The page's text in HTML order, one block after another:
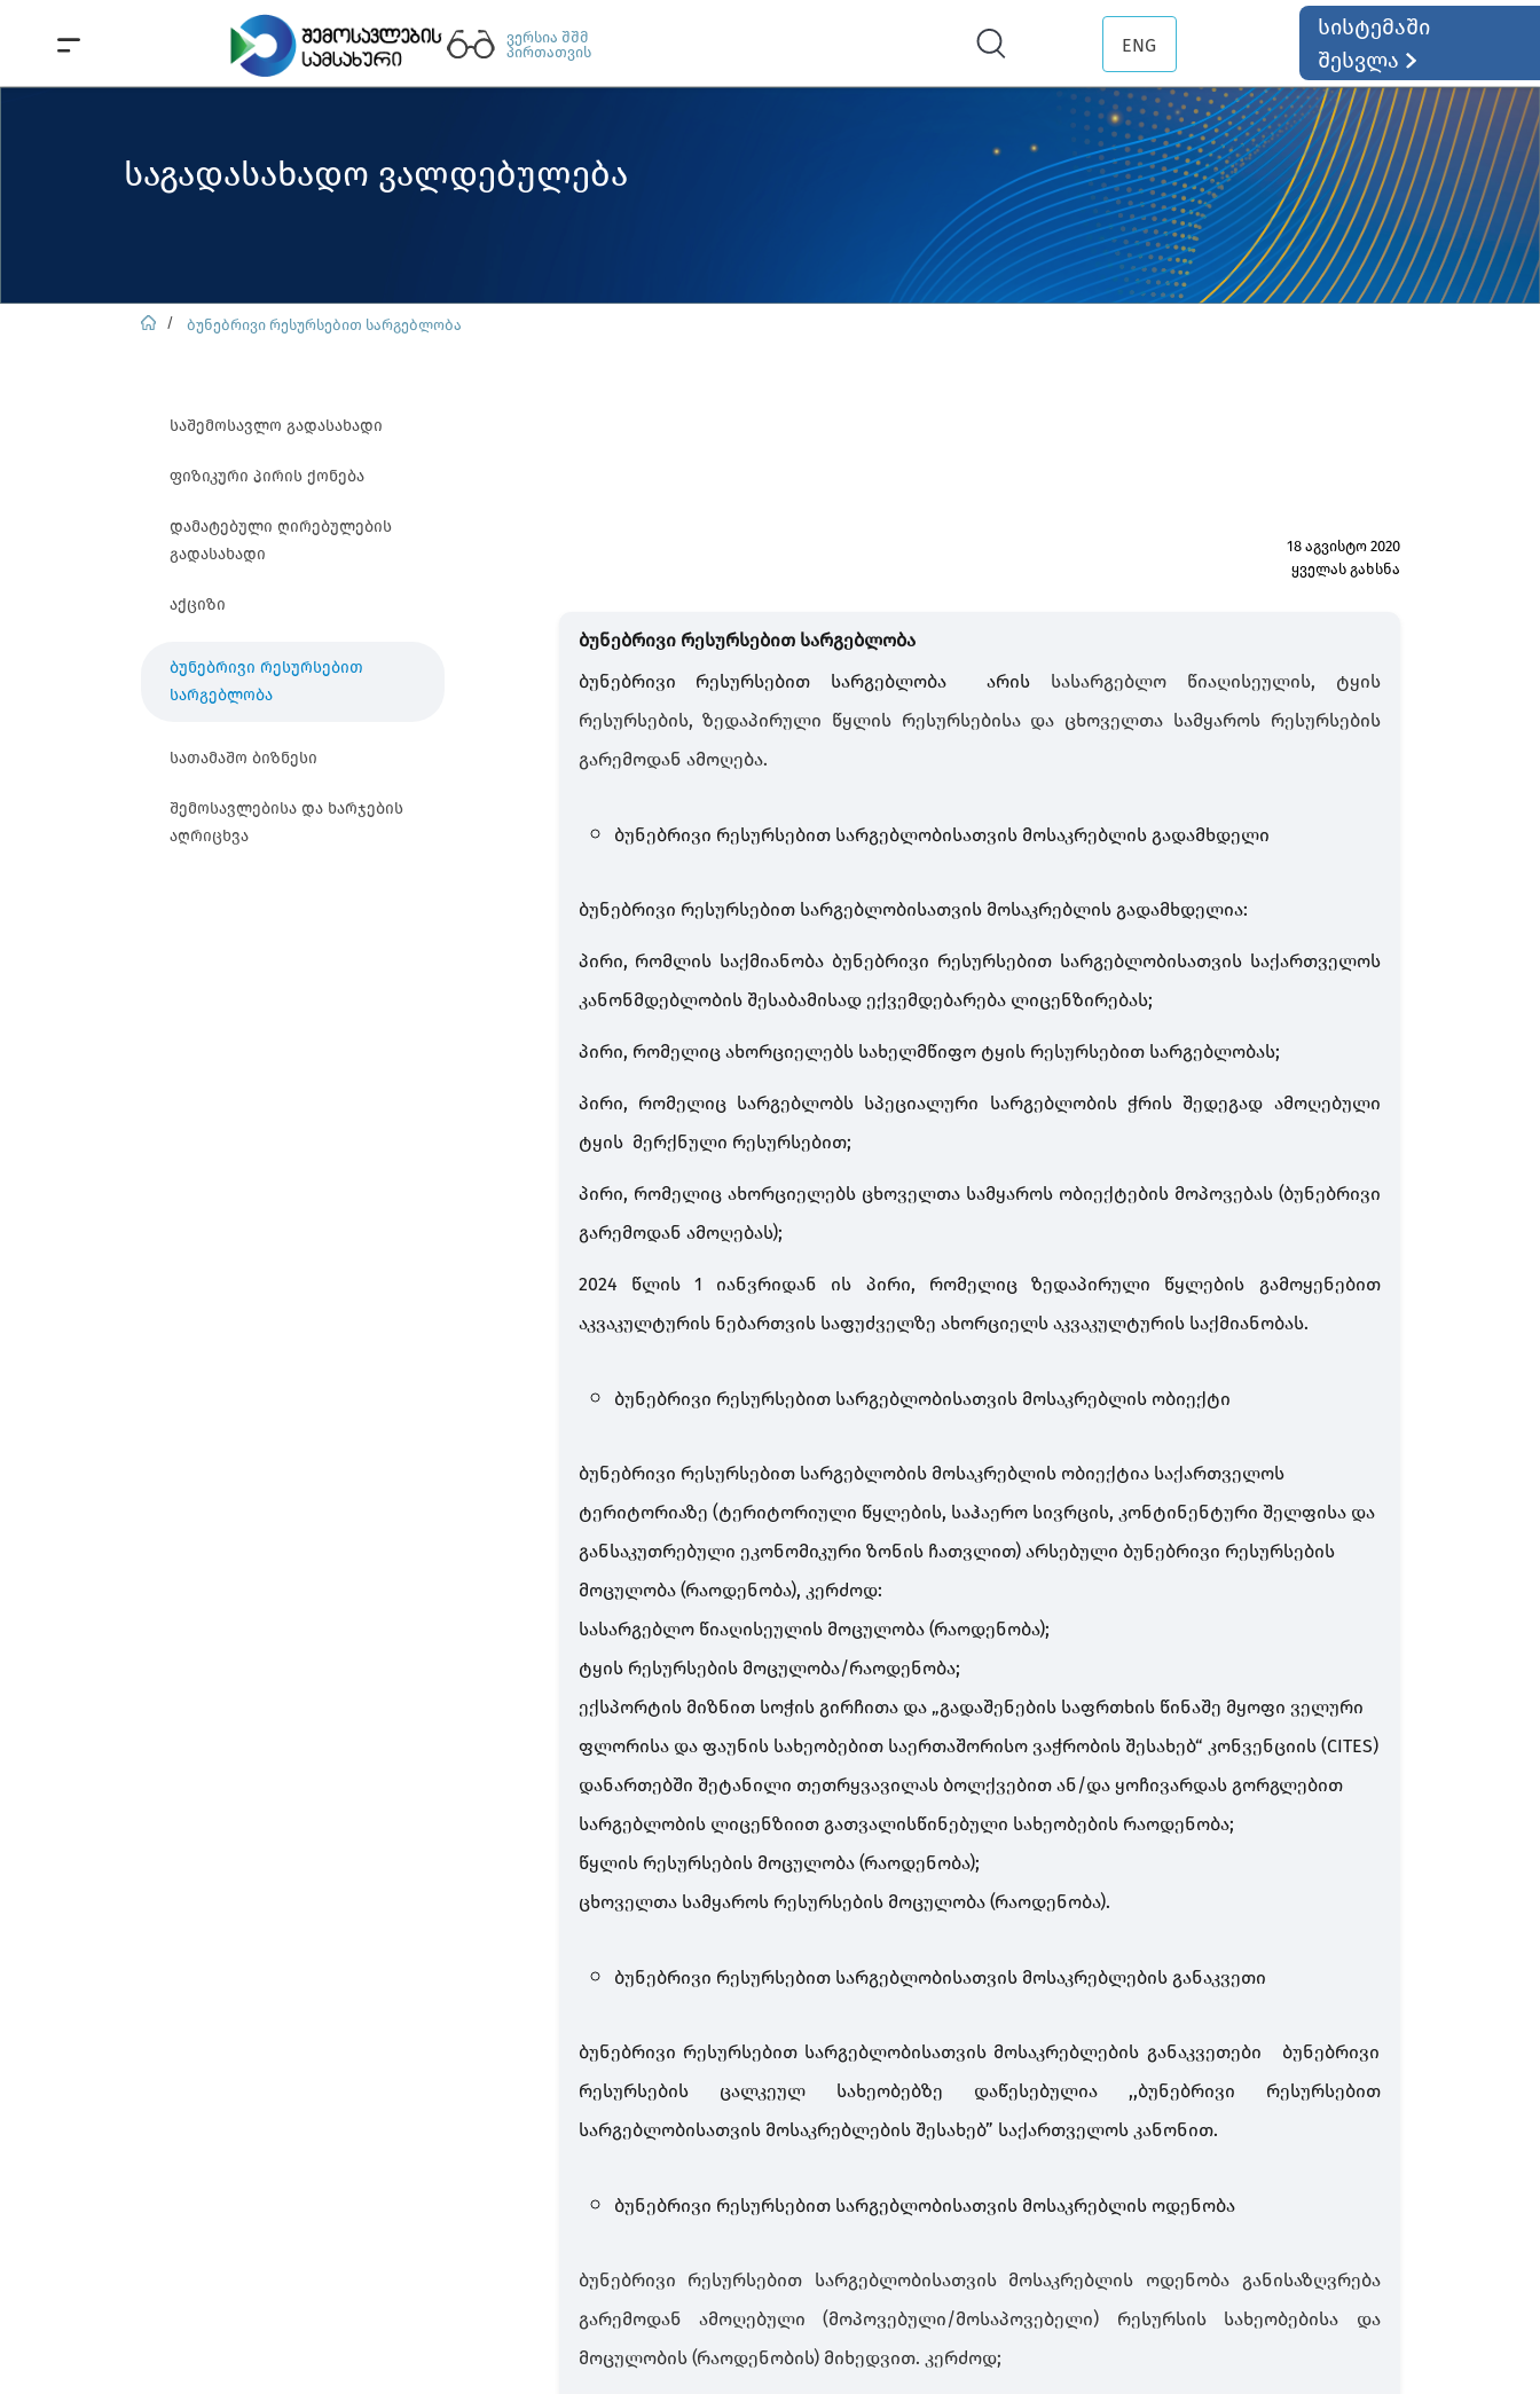
ვერსია შშმ
პირთათვის
ENG
სისტემაში
შესვლა
საგადასახადო ვალდებულება
ბუნებრივი რესურსებით სარგებლობა
საშემოსავლო გადასახადი
ფიზიკური პირის ქონება
დამატებული ღირებულების
გადასახადი
აქციზი
ბუნებრივი რესურსებით
სარგებლობა
სათამაშო ბიზნესი
შემოსავლებისა და ხარჯების
აღრიცხვა
18 აგვისტო 2020
ყველას გახსნა
ბუნებრივი რესურსებით სარგებლობა
ბუნებრივი რესურსებით სარგებლობა არის სასარგებლო წიაღისეულის, ტყის
რესურსების,ზედაპირული წყლის რესურსებისა და ცხოველთა სამყაროს რესურსების
გარემოდან ამოღება.
ბუნებრივი რესურსებით სარგებლობისათვის მოსაკრებლის გადამხდელი
ბუნებრივი რესურსებით სარგებლობისათვის მოსაკრებლის გადამხდელია:
პირი, რომლის საქმიანობა ბუნებრივი რესურსებით სარგებლობისათვის საქართველოს
კანონმდებლობის შესაბამისად ექვემდებარება ლიცენზირებას;
პირი, რომელიც ახორციელებს სახელმწიფო ტყის რესურსებით სარგებლობას;
პირი, რომელიც სარგებლობს სპეციალური სარგებლობის ჭრის შედეგად ამოღებული
ტყის მერქნული რესურსებით;
პირი, რომელიც ახორციელებს ცხოველთა სამყაროს ობიექტების მოპოვებას (ბუნებრივი
გარემოდან ამოღებას);
2024 წლის 1 იანვრიდან ის პირი, რომელიც ზედაპირული წყლების გამოყენებით
აკვაკულტურის ნებართვის საფუძველზე ახორციელს აკვაკულტურის საქმიანობას.
ბუნებრივი რესურსებით სარგებლობისათვის მოსაკრებლის ობიექტი
ბუნებრივი რესურსებით სარგებლობის მოსაკრებლის ობიექტია საქართველოს
ტერიტორიაზე (ტერიტორიული წყლების, საჰაერო სივრცის, კონტინენტური შელფისა და
განსაკუთრებული ეკონომიკური ზონის ჩათვლით) არსებული ბუნებრივი რესურსების
მოცულობა (რაოდენობა), კერძოდ:
სასარგებლო წიაღისეულის მოცულობა (რაოდენობა);
ტყის რესურსების მოცულობა/რაოდენობა;
ექსპორტის მიზნით სოჭის გირჩითა და „გადაშენების საფრთხის წინაშე მყოფი ველური
ფლორისა და ფაუნის სახეობებით საერთაშორისო ვაჭრობის შესახებ“ კონვენციის (CITES)
დანართებში შეტანილი თეთრყვავილას ბოლქვებით ან/და ყოჩივარდას გორგლებით
სარგებლობის ლიცენზიით გათვალისწინებული სახეობების რაოდენობა;
წყლის რესურსების მოცულობა (რაოდენობა);
ცხოველთა სამყაროს რესურსების მოცულობა (რაოდენობა).
ბუნებრივი რესურსებით სარგებლობისათვის მოსაკრებლების განაკვეთი
ბუნებრივი რესურსებით სარგებლობისათვის მოსაკრებლების განაკვეთები ბუნებრივი
რესურსების ცალკეულ სახეობებზე დაწესებულია ,,ბუნებრივი რესურსებით
სარგებლობისათვის მოსაკრებლების შესახებ” საქართველოს კანონით.
ბუნებრივი რესურსებით სარგებლობისათვის მოსაკრებლის ოდენობა
ბუნებრივი რესურსებით სარგებლობისათვის მოსაკრებლის ოდენობა განისაზღვრება
გარემოდან ამოღებული (მოპოვებული/მოსაპოვებელი)
რესურსის სახეობებისა და
მოცულობის (რაოდენობის) მიხედვით. კერძოდ;